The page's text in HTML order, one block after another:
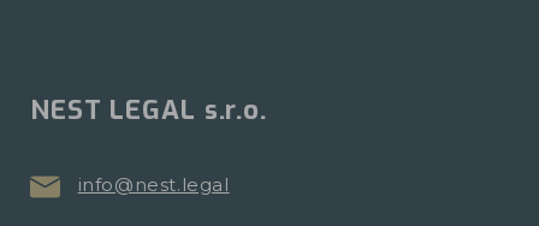
NEST LEGAL s.r.o.
info@nest.legal